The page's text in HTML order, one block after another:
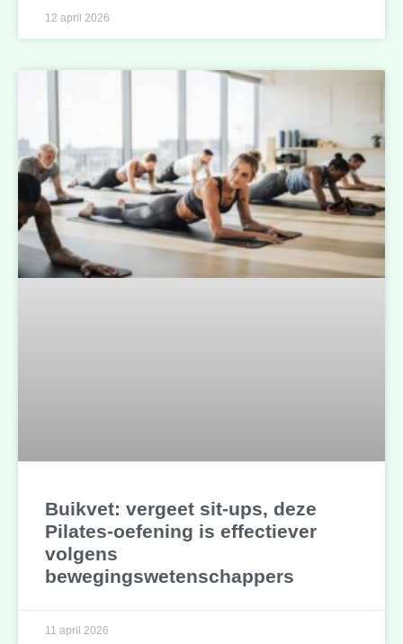
12 april 2026
Buikvet: vergeet sit-ups, deze
Pilates-oefening is effectiever
volgens
bewegingswetenschappers
11 april 2026